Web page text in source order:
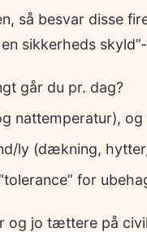
så besvar disse
sikkerheds
går du pr. dag?
nattemperatur),
ly (dækning,
for
og jo tættere på